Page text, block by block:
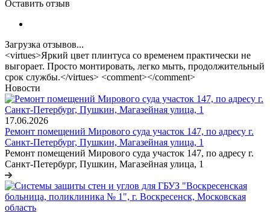
Оставить отзыв
Загрузка отзывов...
<virtues>Яркий цвет плинтуса со временем практически не
выгорает. Просто монтировать, легко мыть, продолжительный
срок службы.</virtues> <comment></comment>
Новости
17.06.2026
Ремонт помещений Мирового суда участок 147, по адресу г.
Санкт-Петербург, Пушкин, Магазейная улица, 1
Ремонт помещений Мирового суда участок 147, по адресу г.
Санкт-Петербург, Пушкин, Магазейная улица, 1